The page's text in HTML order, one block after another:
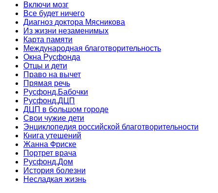
Включи мозг
Все будет ничего
Диагноз доктора Мясникова
Из жизни незаменимых
Карта памяти
Международная благотворительность
Окна Русфонда
Отцы и дети
Право на вычет
Прямая речь
Русфонд.Бабочки
Русфонд.ДЦП
ДЦП в большом городе
Свои чужие дети
Энциклопедия российской благотворительности
Книга утешений
Жанна Фриске
Портрет врача
Русфонд.Дом
История болезни
Несладкая жизнь